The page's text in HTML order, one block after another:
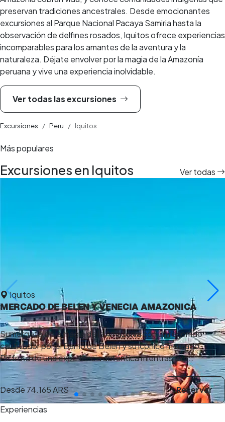
preservan tradiciones ancestrales. Desde emocionantes
excursiones al Parque Nacional Pacaya Samiria hasta la
observación de delfines rosados, Iquitos ofrece experiencias
incomparables para los amantes de la aventura y la
naturaleza. Déjate envolver por la magia de la Amazonía
peruana y vive una experiencia inolvidable.
Ver todas las excursiones
Excursiones Peru Iquitos
Más populares
Excursiones en Iquitos Ver todas
Iquitos
MERCADO DE BELEN Y VENECIA AMAZONICA
Sumérgete en la magia de la Amazonía con un recorrido
cautivador por el Barrio de Belén y su icónico mercado.
Disfruta de una experiencia auténtica mientras exp…
Desde 74.165 ARS
Reservar
Experiencias